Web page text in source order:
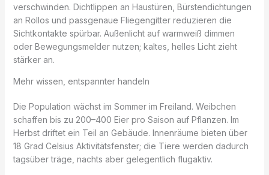
verschwinden. Dichtlippen an Haustüren, Bürstendichtungen
an Rollos und passgenaue Fliegengitter reduzieren die
Sichtkontakte spürbar. Außenlicht auf warmweiß dimmen
oder Bewegungsmelder nutzen; kaltes, helles Licht zieht
stärker an.
Mehr wissen, entspannter handeln
Die Population wächst im Sommer im Freiland. Weibchen
schaffen bis zu 200–400 Eier pro Saison auf Pflanzen. Im
Herbst driftet ein Teil an Gebäude. Innenräume bieten über
18 Grad Celsius Aktivitätsfenster; die Tiere werden dadurch
tagsüber träge, nachts aber gelegentlich flugaktiv.